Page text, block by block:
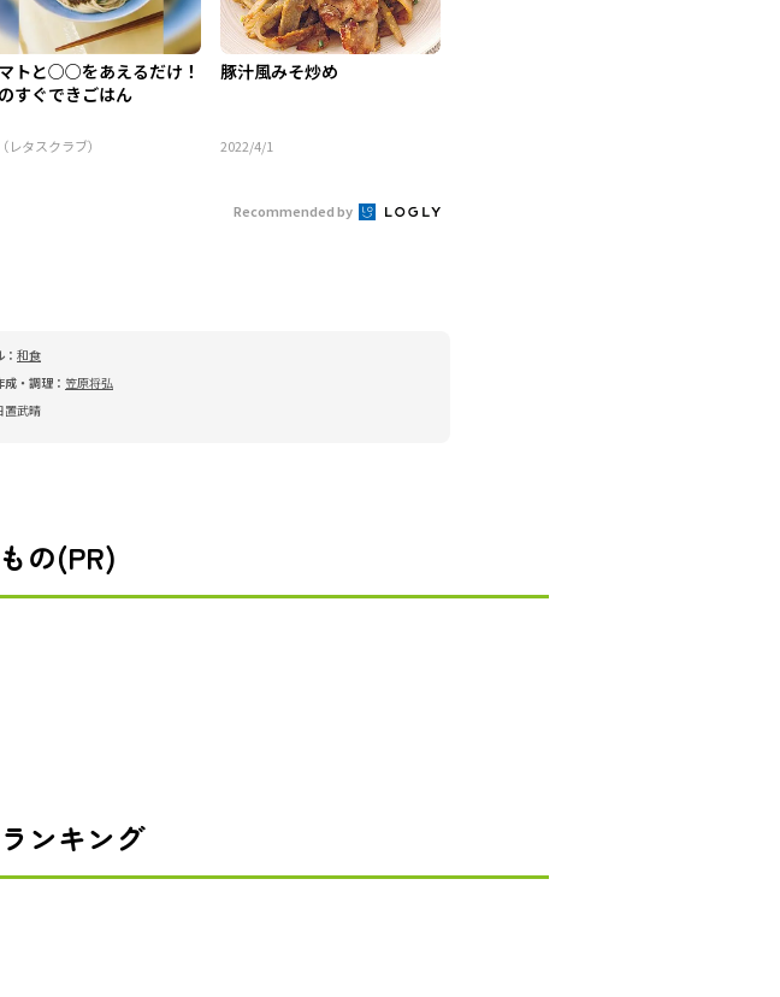
トと○○をあえるだけ！
すぐできごはん
レタスクラブ）
豚汁風みそ炒め
2022/4/1
Recommended by
和食
成・調理： 笠原将弘
置武晴
の(PR)
ンキング